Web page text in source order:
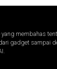
membahas
gadget sampai